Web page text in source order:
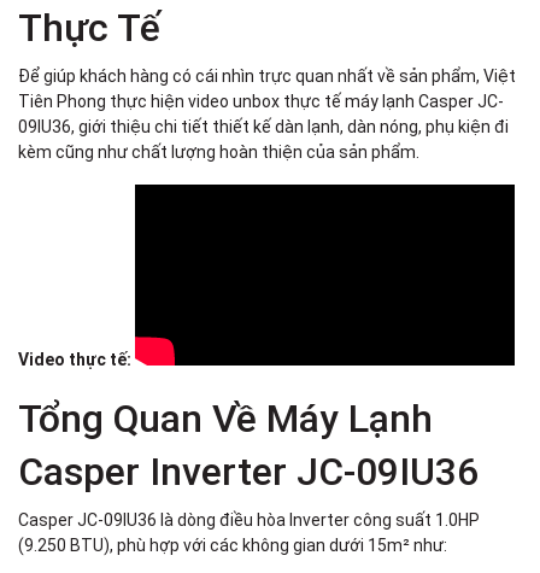
Thực Tế
Để giúp khách hàng có cái nhìn trực quan nhất về sản phẩm, Việt
Tiên Phong thực hiện video unbox thực tế máy lạnh Casper JC-
09IU36, giới thiệu chi tiết thiết kế dàn lạnh, dàn nóng, phụ kiện đi
kèm cũng như chất lượng hoàn thiện của sản phẩm.
Video thực tế:
Tổng Quan Về Máy Lạnh
Casper Inverter JC-09IU36
Casper JC-09IU36 là dòng điều hòa Inverter công suất 1.0HP
(9.250 BTU), phù hợp với các không gian dưới 15m² như: